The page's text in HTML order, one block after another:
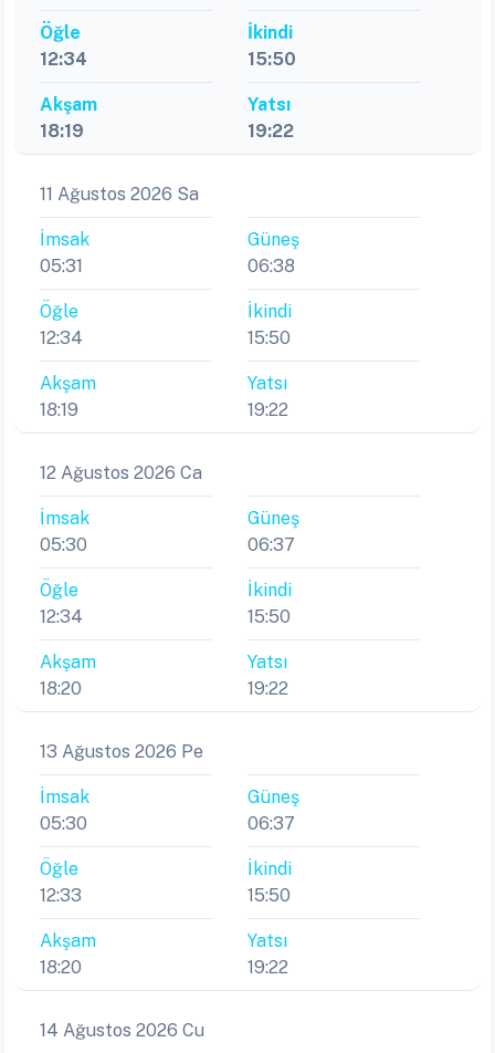
Öğle
12:34
İkindi
15:50
Akşam
18:19
Yatsı
19:22
11 Ağustos 2026 Sa
İmsak
05:31
Güneş
06:38
Öğle
12:34
İkindi
15:50
Akşam
18:19
Yatsı
19:22
12 Ağustos 2026 Ca
İmsak
05:30
Güneş
06:37
Öğle
12:34
İkindi
15:50
Akşam
18:20
Yatsı
19:22
13 Ağustos 2026 Pe
İmsak
05:30
Güneş
06:37
Öğle
12:33
İkindi
15:50
Akşam
18:20
Yatsı
19:22
14 Ağustos 2026 Cu